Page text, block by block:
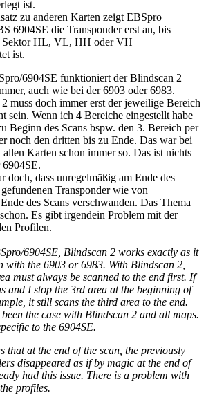
ist.
zu anderen Karten zeigt EBSpro
6904SE die Transponder erst an, bis
Sektor HL, VL, HH oder VH
ist.
6904SE funktioniert der Blindscan 2
auch wie bei der 6903 oder 6983.
muss doch immer erst der jeweilige Bereich
sein. Wenn ich 4 Bereiche eingestellt habe
Beginn des Scans bspw. den 3. Bereich per
noch den dritten bis zu Ende. Das war bei
Karten schon immer so. Das ist nichts
6904SE.
doch, dass unregelmäßig am Ende des
Transponder wie von
des Scans verschwanden. Das Thema
Es gibt irgendein Problem mit der
Profilen.
6904SE, Blindscan 2 works exactly as it
with the 6903 or 6983. With Blindscan 2,
must always be scanned to the end first. If
and I stop the 3rd area at the beginning of
it still scans the third area to the end.
the case with Blindscan 2 and all maps.
to the 6904SE.
that at the end of the scan, the previously
disappeared as if by magic at the end of
had this issue. There is a problem with
profiles.